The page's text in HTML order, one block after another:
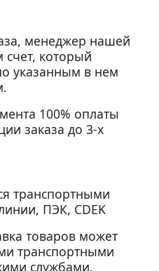
менеджер нашей
который
указанным в нем
100% оплаты
заказа до 3-х
транспортными
ПЭК, CDEK
товаров может
транспортными
службами.